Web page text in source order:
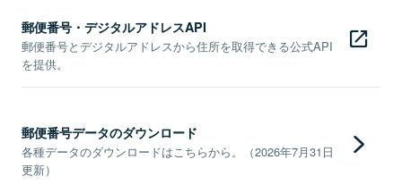
郵便番号・デジタルアドレスAPI
郵便番号とデジタルアドレスから住所を取得できる公式API
を提供。
郵便番号データのダウンロード
各種データのダウンロードはこちらから。（2026年7月31日
更新）